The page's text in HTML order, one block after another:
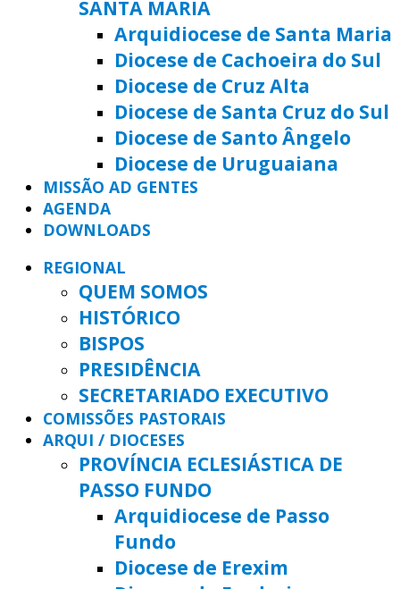
SANTA MARIA
Arquidiocese de Santa Maria
Diocese de Cachoeira do Sul
Diocese de Cruz Alta
Diocese de Santa Cruz do Sul
Diocese de Santo Ângelo
Diocese de Uruguaiana
MISSÃO AD GENTES
AGENDA
DOWNLOADS
REGIONAL
QUEM SOMOS
HISTÓRICO
BISPOS
PRESIDÊNCIA
SECRETARIADO EXECUTIVO
COMISSÕES PASTORAIS
ARQUI / DIOCESES
PROVÍNCIA ECLESIÁSTICA DE
PASSO FUNDO
Arquidiocese de Passo
Fundo
Diocese de Erexim